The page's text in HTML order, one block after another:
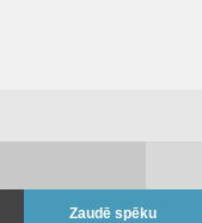
Zaudē spēku